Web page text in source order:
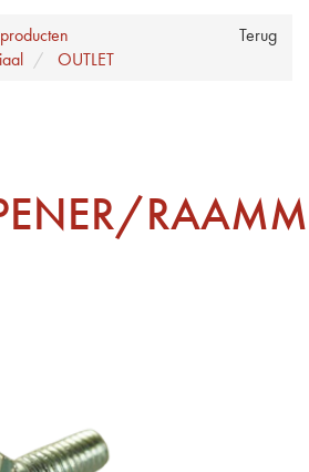
Terug
OUTLET